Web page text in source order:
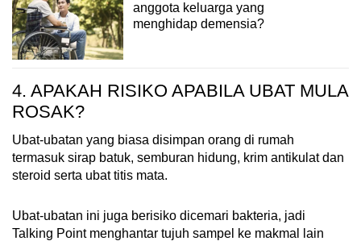
anggota keluarga yang
menghidap demensia?
4. APAKAH RISIKO APABILA UBAT MULA
ROSAK?
Ubat-ubatan yang biasa disimpan orang di rumah
termasuk sirap batuk, semburan hidung, krim antikulat dan
steroid serta ubat titis mata.
Ubat-ubatan ini juga berisiko dicemari bakteria, jadi
Talking Point menghantar tujuh sampel ke makmal lain